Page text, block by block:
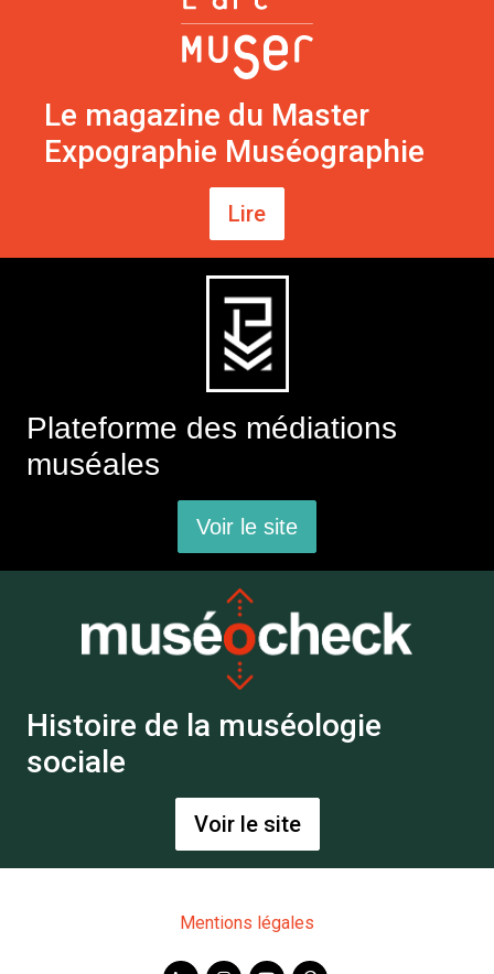
Le magazine du Master
Expographie Muséographie
Lire
Plateforme des médiations
muséales
Voir le site
Histoire de la muséologie
sociale
Voir le site
Mentions légales